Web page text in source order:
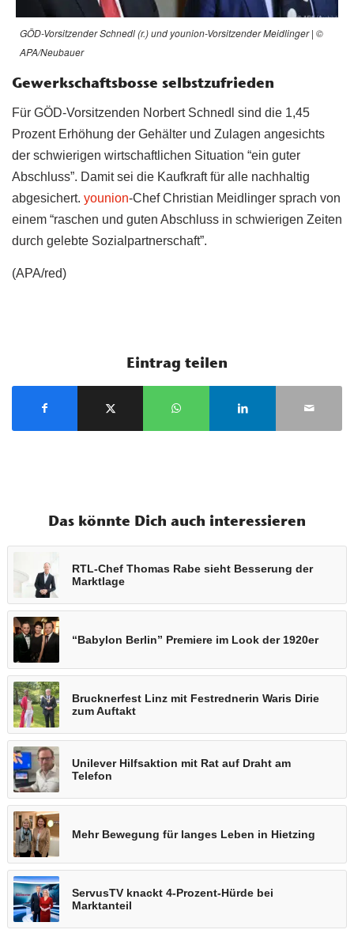
GÖD-Vorsitzender Schnedl (r.) und younion-Vorsitzender Meidlinger | ©
APA/Neubauer
Gewerkschaftsbosse selbstzufrieden
Für GÖD-Vorsitzenden Norbert Schnedl sind die 1,45
Prozent Erhöhung der Gehälter und Zulagen angesichts
der schwierigen wirtschaftlichen Situation “ein guter
Abschluss”. Damit sei die Kaufkraft für alle nachhaltig
abgesichert. younion-Chef Christian Meidlinger sprach von
einem “raschen und guten Abschluss in schwierigen Zeiten
durch gelebte Sozialpartnerschaft”.
(APA/red)
Eintrag teilen
Das könnte Dich auch interessieren
RTL-Chef Thomas Rabe sieht Besserung der
Marktlage
“Babylon Berlin” Premiere im Look der 1920er
Brucknerfest Linz mit Festrednerin Waris Dirie
zum Auftakt
Unilever Hilfsaktion mit Rat auf Draht am
Telefon
Mehr Bewegung für langes Leben in Hietzing
ServusTV knackt 4-Prozent-Hürde bei
Marktanteil